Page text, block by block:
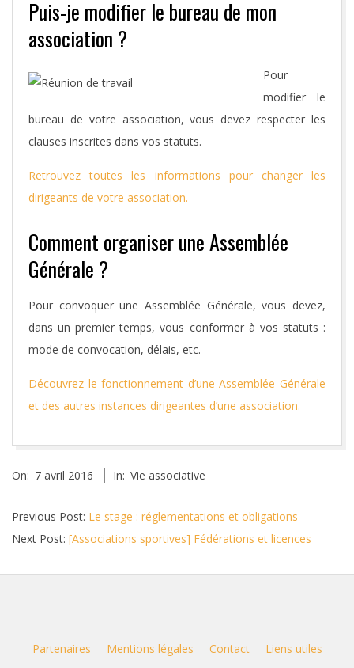
Puis-je modifier le bureau de mon
association ?
Pour
modifier le
bureau de votre association, vous devez respecter les
clauses inscrites dans vos statuts.
Retrouvez toutes les informations pour changer les
dirigeants de votre association.
Comment organiser une Assemblée
Générale ?
Pour convoquer une Assemblée Générale, vous devez,
dans un premier temps, vous conformer à vos statuts :
mode de convocation, délais, etc.
Découvrez le fonctionnement d’une Assemblée Générale
et des autres instances dirigeantes d’une association.
04-
On: 7 avril 2016 In: Vie associative
Previous Post: Le stage : réglementations et obligations
Next Post: [Associations sportives] Fédérations et licences
Partenaires Mentions légales Contact Liens utiles